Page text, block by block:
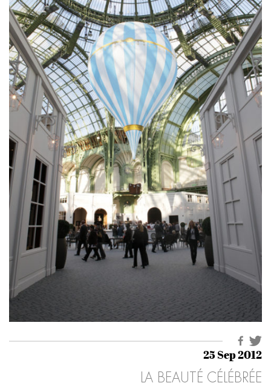
25 Sep 2012
LA BEAUTÉ CÉLÉBRÉE